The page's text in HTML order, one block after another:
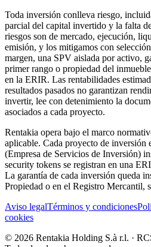
Toda inversión conlleva riesgo,
parcial del capital invertido y la falta
riesgos son de mercado, ejecución,
emisión, y los mitigamos con
margen, una SPV aislada por activo,
primer rango o propiedad del
en la ERIR. Las rentabilidades
resultados pasados no garantizan
invertir, lee con detenimiento la
asociados a cada proyecto.
Rentakia opera bajo el marco
aplicable. Cada proyecto de inversión
(Empresa de Servicios de Inversión)
security tokens se registran en una
La garantía de cada inversión queda
Propiedad o en el Registro Mercantil,
Aviso legalTérminos y condiciones
cookies
© 2026 Rentakia Holding S.à r.l. ·